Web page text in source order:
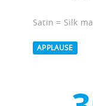
Satin = Silk
APPLAUSE